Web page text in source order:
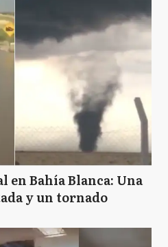
en Bahía Blanca: Una
y un tornado